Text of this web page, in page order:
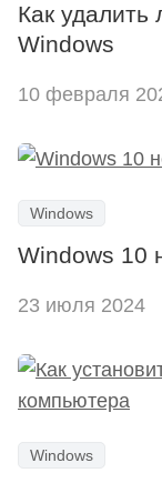
Как удалить
Windows
10 февраля
Windows
Windows 10
23 июля 2024
Windows